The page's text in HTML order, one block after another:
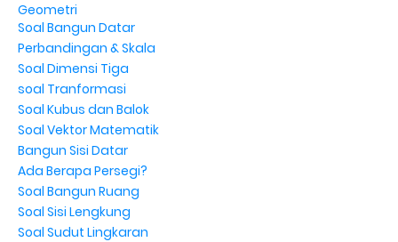
Geometri
Soal Bangun Datar
Perbandingan & Skala
Soal Dimensi Tiga
soal Tranformasi
Soal Kubus dan Balok
Soal Vektor Matematik
Bangun Sisi Datar
Ada Berapa Persegi?
Soal Bangun Ruang
Soal Sisi Lengkung
Soal Sudut Lingkaran